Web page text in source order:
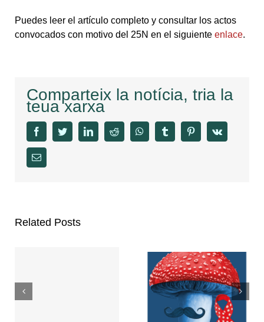
Puedes leer el artículo completo y consultar los actos
convocados con motivo del 25N en el siguiente enlace.
Comparteix la notícia, tria la
teua xarxa
facebooktwitter linkedinreddit whatsapptumblr pinterestvk
Email
Related Posts